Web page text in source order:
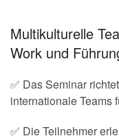
Multikulturelle
Work und
✅ Das Seminar
internationale Teams
✅ Die Teilnehmer